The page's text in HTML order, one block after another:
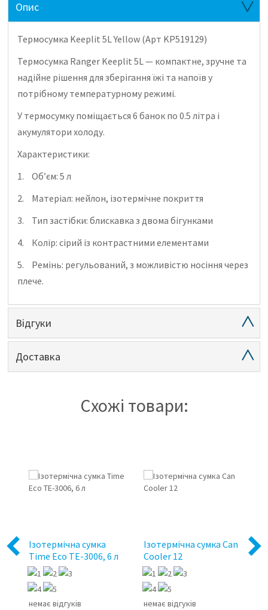
Опис
Термосумка Keeplit 5L Yellow (Арт KP519129)
Термосумка Ranger Keeplit 5L — компактне, зручне та
надійне рішення для зберігання їжі та напоїв у
потрібному температурному режимі.
У термосумку поміщається 6 банок по 0.5 літра і
акумулятори холоду.
Характеристики:
1.
Об’єм: 5 л
2.
Матеріал: нейлон, ізотермічне покриття
3.
Тип застібки: блискавка з двома бігунками
4.
Колір: сірий із контрастними елементами
5.
Ремінь: регульований, з можливістю носіння через
плече.
Відгуки
Доставка
Схожі товари:
PreviousІзотермічна сумка
Time Eco TE-3006, 6 л
немає відгуків
Ізотермічна сумка Can
Cooler 12
немає відгуків
Next